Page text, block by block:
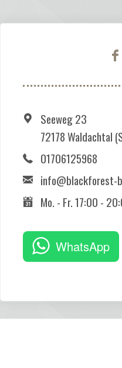
Seeweg 23
72178 Waldachtal
01706125968
info@blackforest-
Mo. - Fr. 17:00 -
WhatsApp